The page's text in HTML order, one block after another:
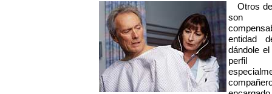
Otros
son
entidad
dándole
perfil